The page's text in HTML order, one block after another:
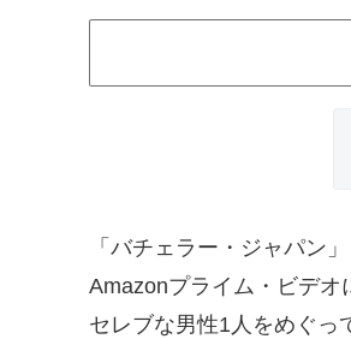
「バチェラー・ジャパン
Amazonプライム・ビデオ
セレブな男性1人をめぐっ